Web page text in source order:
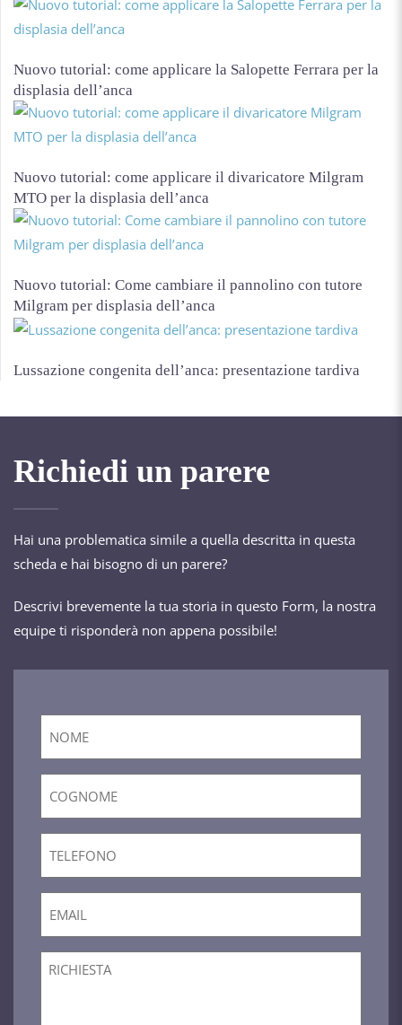
Nuovo tutorial: come applicare la Salopette Ferrara per la
displasia dell’anca
Nuovo tutorial: come applicare il divaricatore Milgram
MTO per la displasia dell’anca
Nuovo tutorial: Come cambiare il pannolino con tutore
Milgram per displasia dell’anca
Lussazione congenita dell’anca: presentazione tardiva
Richiedi un parere
Hai una problematica simile a quella descritta in questa
scheda e hai bisogno di un parere?
Descrivi brevemente la tua storia in questo Form, la nostra
equipe ti risponderà non appena possibile!
Richiesta